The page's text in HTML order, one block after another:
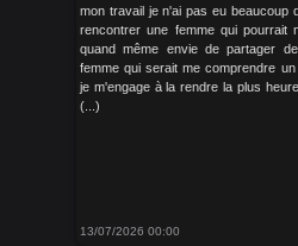
mon travail je n'ai pas eu beaucoup
rencontrer une femme qui pourrait
quand même envie de partager
femme qui serait me comprendre
je m'engage à la rendre la plus
(...)
13/07/2026 00:00